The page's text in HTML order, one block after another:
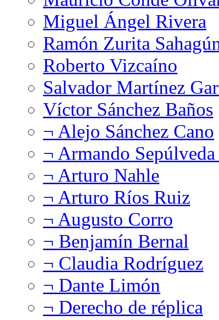
Miguel Ángel Rivera
Ramón Zurita
Roberto Vizcaíno
Salvador Martínez
Víctor Sánchez Baños
¬ Alejo Sánchez Cano
¬ Armando
¬ Arturo Nahle
¬ Arturo Ríos Ruiz
¬ Augusto Corro
¬ Benjamín Bernal
¬ Claudia Rodríguez
¬ Dante Limón
¬ Derecho de réplica